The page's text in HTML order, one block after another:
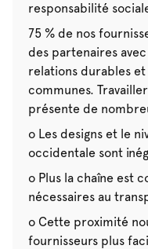
responsabilité
75 % de nos
des partenaires
relations durables et
communes.
présente de
o Les designs et le
occidentale sont
o Plus la chaîne est
nécessaires au
o Cette proximité
fournisseurs plus